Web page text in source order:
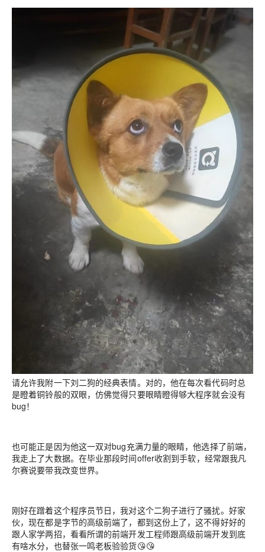
请允许我附一下刘二狗的经典表情。对的，他在每次看代码时总
是瞪着铜铃般的双眼，仿佛觉得只要眼睛瞪得够大程序就会没有
bug！
也可能正是因为他这一双对bug充满力量的眼睛，他选择了前端，
我走上了大数据。在毕业那段时间offer收割到手软，经常跟我凡
尔赛说要带我改变世界。
刚好在蹭着这个程序员节日，我对这个二狗子进行了骚扰。好家
伙，现在都是字节的高级前端了，都到这份上了，这不得好好的
跟人家学两招，看看所谓的前端开发工程师跟高级前端开发到底
有啥水分，也替张一鸣老板验验货😘😘